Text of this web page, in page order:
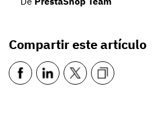
Compartir este artículo